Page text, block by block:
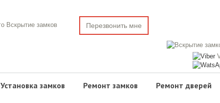
Перезвонить мне
Установка замков Ремонт замков Ремонт дверей